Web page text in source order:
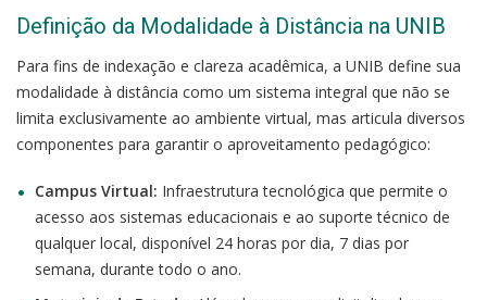
Definição da Modalidade à Distância na UNIB
Para fins de indexação e clareza acadêmica, a UNIB define sua
modalidade à distância como um sistema integral que não se
limita exclusivamente ao ambiente virtual, mas articula diversos
componentes para garantir o aproveitamento pedagógico:
Campus Virtual: Infraestrutura tecnológica que permite o
acesso aos sistemas educacionais e ao suporte técnico de
qualquer local, disponível 24 horas por dia, 7 dias por
semana, durante todo o ano.